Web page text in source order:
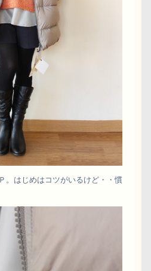
。はじめはコツがいるけど・・慣